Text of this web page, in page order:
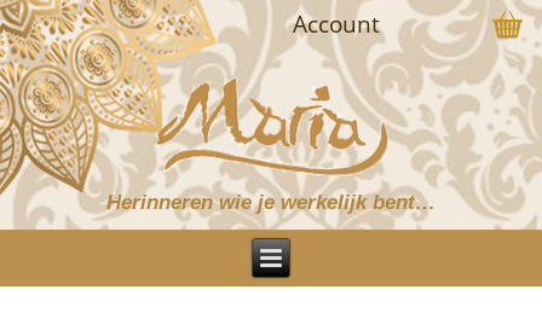
Herinneren wie je werkelijk bent…
Account